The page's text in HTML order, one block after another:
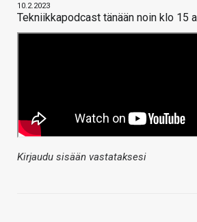
10.2.2023
Tekniikkapodcast tänään noin klo 15
Kirjaudu sisään vastataksesi